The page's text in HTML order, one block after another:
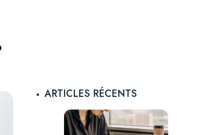
ARTICLES RÉCENTS